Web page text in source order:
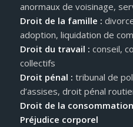
anormaux de voisinage,
Droit de la famille :
adoption, liquidation de
Droit du travail : conseil,
collectifs
Droit pénal : tribunal de
d’assises, droit pénal
Droit de la
Préjudice corporel